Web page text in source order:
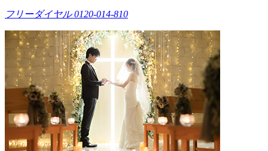
フリーダイヤル 0120-014-810